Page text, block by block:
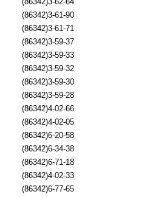
(86342)3-61-90
(86342)3-61-71
(86342)3-59-37
(86342)3-59-33
(86342)3-59-32
(86342)3-59-30
(86342)3-59-28
(86342)4-02-66
(86342)4-02-05
(86342)6-20-58
(86342)6-34-38
(86342)6-71-18
(86342)4-02-33
(86342)6-77-65